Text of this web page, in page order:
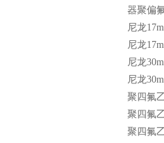
器聚偏
尼龙
尼龙
尼龙
尼龙
聚四氟
聚四氟
聚四氟